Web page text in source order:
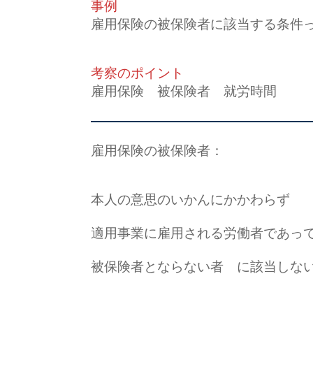
事例
雇用保険の被保険者に該当する条件
考察のポイント
雇用保険 被保険者 就労時間
雇用保険の被保険者：
本人の意思のいかんにかかわらず
適用事業に雇用される労働者であっ
被保険者とならない者 に該当しな